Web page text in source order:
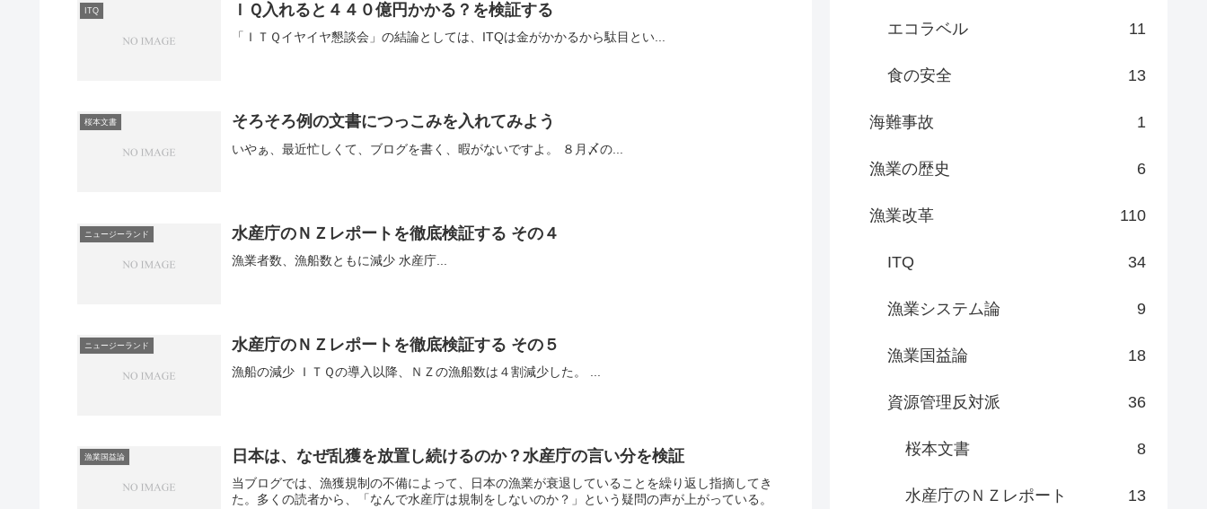
ITQ ＩＱ入れると４４０億円かかる？を検証する
「ＩＴＱイヤイヤ懇談会」の結論としては、ITQは金がかかるから駄目とい...
桜本文書 そろそろ例の文書につっこみを入れてみよう
いやぁ、最近忙しくて、ブログを書く、暇がないですよ。 ８月〆の...
ニュージーランド 水産庁のＮＺレポートを徹底検証する その４
漁業者数、漁船数ともに減少 水産庁...
ニュージーランド 水産庁のＮＺレポートを徹底検証する その５
漁業国益論 日本は、なぜ乱獲を放置し続けるのか？水産庁の言い分を検証
当ブログでは、漁獲規制の不備によって、日本の漁業が衰退していることを繰り返し指摘してき
た。多くの読者から、「なんで水産庁は規制をしないのか？」という疑問の声が上がっている。
エコラベル 11
食の安全 13
海難事故 1
漁業の歴史 6
漁業改革 110
ITQ 34
漁業システム論 9
漁業国益論 18
資源管理反対派 36
桜本文書 8
水産庁のＮＺレポート 13